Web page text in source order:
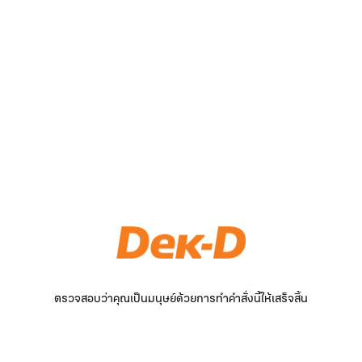
ตรวจสอบว่าคุณเป็นมนุษย์ด้วยการทำคำสั่งนี้ให้เสร็จสิ้น